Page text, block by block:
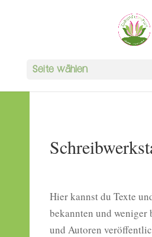
Seite wählen
Hier kannst du Texte
bekannten und
und Autoren